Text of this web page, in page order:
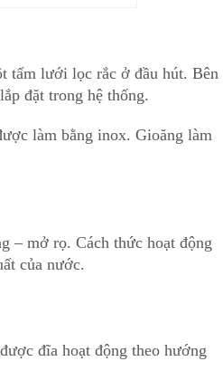
tấm lưới lọc rắc ở đầu hút. Bên
đặt trong hệ thống.
làm bằng inox. Gioăng làm
– mở rọ. Cách thức hoạt động
của nước.
đĩa hoạt động theo hướng